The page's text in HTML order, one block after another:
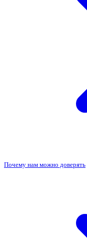
Почему нам можно доверять